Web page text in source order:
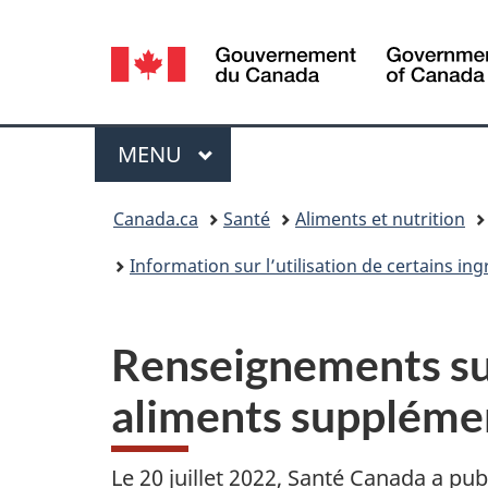
Sélection
de
la
langue
Menu
MENU PRINCIPAL
Canada.ca Santé Aliments et nutrition
Information sur l’utilisation de certains
Renseignements
aliments
Le 20 juillet 2022, Santé Canada a